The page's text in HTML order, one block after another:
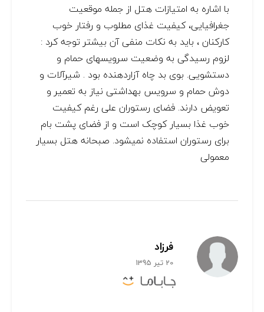
با اشاره به امتیازات هتل از جمله موقعیت
جغرافیایی، کیفیت غذای مطلوب و رفتار خوب
کارکنان ، باید به نکات منفی آن بیشتر توجه کرد :
لزوم رسیدگی به وضعیت سرویسهای حمام و
دستشویی. بوی بد چاه آزاردهنده بود . شیرآلات و
دوش حمام و سرویس بهداشتی نیاز به تعمیر و
تعویض دارند. فضای رستوران علی رغم کیفیت
خوب غذا بسیار کوچک است و از فضای پشت بام
برای رستوران استفاده نمیشود. صبحانه هتل بسیار
معمولی
فرزاد
20 تیر 1395